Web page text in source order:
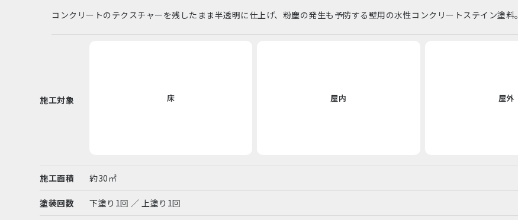
コンクリートのテクスチャーを残したまま半透明に仕上げ、粉塵の発生も予防する壁用の水性コンクリートステイン塗料。
施工対象 床 屋内 屋外
施工面積 約30㎡
塗装回数 下塗り1回 ／ 上塗り1回